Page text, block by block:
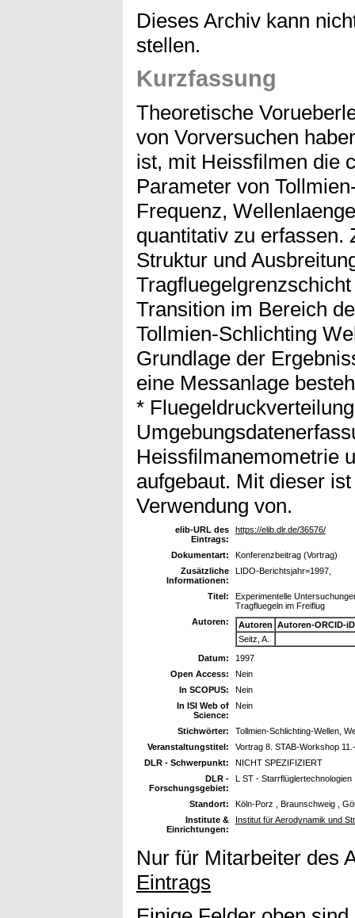
Dieses Archiv kann
stellen.
Kurzfassung
Theoretische
von Vorversuchen
ist, mit Heissfilmen die
Parameter von
Frequenz,
quantitativ zu erfassen.
Struktur und
Transition im Bereich
Tollmien-Schlichting
Grundlage der
eine Messanlage
*
Heissfilmanemometrie
aufgebaut. Mit dieser
Verwendung von.
elib-URL des
Eintrags:
https://elib.dlr.de/36576/
Dokumentart:
Konferenzbeitrag (Vortrag)
Zusätzliche
Informationen:
LIDO-Berichtsjahr=1997,
Titel:
Experimentelle
Tragfluegeln im Freiflug
Autoren:
Autoren Autoren-ORCID-iD
Seitz, A.
Datum:
1997
Open Access:
Nein
In SCOPUS:
Nein
In ISI Web of
Science:
Nein
Stichwörter:
Tollmien-Schlichting-Wellen,
Veranstaltungstitel:
Vortrag 8. STAB-Workshop
DLR - Schwerpunkt:
NICHT SPEZIFIZIERT
DLR -
Forschungsgebiet:
L ST - Starrflüglertechnologien
Standort:
Köln-Porz , Braunschweig ,
Institute &
Einrichtungen:
Institut für Aerodynamik und
Nur für Mitarbeiter des
Eintrags